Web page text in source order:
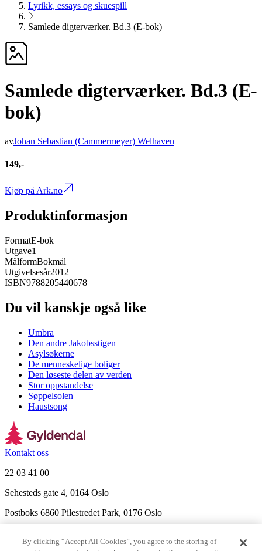
Lyrikk, essays og skuespill
Samlede digterværker. Bd.3 (E-bok)
Samlede digterværker. Bd.3 (E-
bok)
avJohan Sebastian (Cammermeyer) Welhaven
149,-
Kjøp på Ark.no
Produktinformasjon
FormatE-bok
Utgave1
MålformBokmål
Utgivelsesår2012
ISBN9788205440678
Du vil kanskje også like
Umbra
Den andre Jakobsstigen
Asylsøkerne
De menneskelige boliger
Den løseste delen av verden
Stor oppstandelse
Søppelsolen
Haustsong
Kontakt oss
22 03 41 00
Sehesteds gate 4, 0164 Oslo
Postboks 6860 Pilestredet Park, 0176 Oslo
By clicking “Accept All Cookies”, you agree to the storing of